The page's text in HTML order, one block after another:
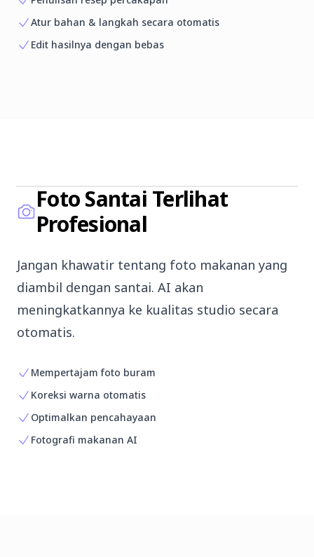
Atur bahan & langkah secara otomatis
Edit hasilnya dengan bebas
Foto Santai Terlihat
Profesional
Jangan khawatir tentang foto makanan yang
diambil dengan santai. AI akan
meningkatkannya ke kualitas studio secara
otomatis.
Mempertajam foto buram
Koreksi warna otomatis
Optimalkan pencahayaan
Fotografi makanan AI